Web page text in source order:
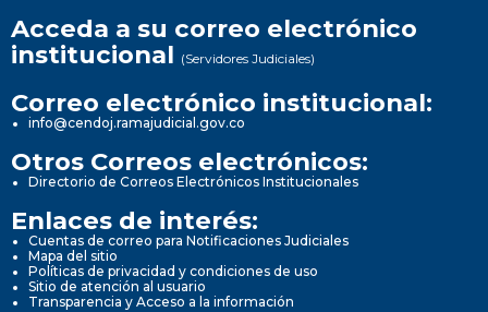
Acceda a su correo electrónico
institucional (Servidores Judiciales)
Correo electrónico institucional:
info@cendoj.ramajudicial.gov.co
Otros Correos electrónicos:
Directorio de Correos Electrónicos Institucionales
Enlaces de interés:
Cuentas de correo para Notificaciones Judiciales
Mapa del sitio
Políticas de privacidad y condiciones de uso
Sitio de atención al usuario
Transparencia y Acceso a la información